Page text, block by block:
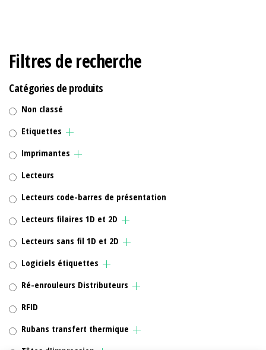
Filtres de recherche
Catégories de produits
Non classé
Etiquettes
Imprimantes
Lecteurs
Lecteurs code-barres de présentation
Lecteurs filaires 1D et 2D
Lecteurs sans fil 1D et 2D
Logiciels étiquettes
Ré-enrouleurs Distributeurs
RFID
Rubans transfert thermique